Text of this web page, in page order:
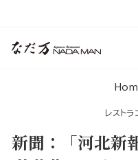
レストラ
新聞：「河北新